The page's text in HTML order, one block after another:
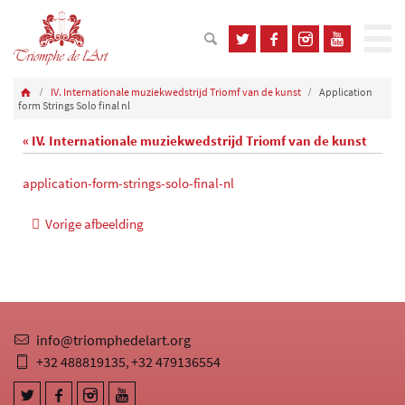
IV. Internationale muziekwedstrijd Triomf van de kunst
Application
form Strings Solo final nl
« IV. Internationale muziekwedstrijd Triomf van de kunst
application-form-strings-solo-final-nl
Vorige afbeelding
info@triomphedelart.org
+32 488819135,+32 479136554